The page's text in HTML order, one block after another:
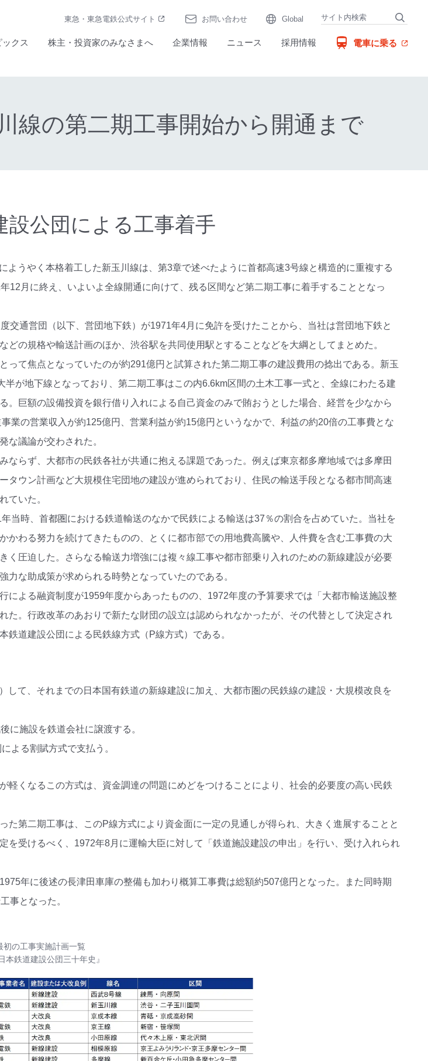
クス 株主・投資家のみなさまへ 企業情報 ニュース 採用情報 電車に乗る
東急・東急電鉄公式サイト （別窓で開く）お問い合わせ Global
の第二期工事開始から開通まで
設公団による工事着手
ようやく本格着工した新玉川線は、第3章で述べたように首都高速3号線と構造的に重複する
12月に終え、いよいよ全線開通に向けて、残る区間など第二期工事に着手することとなっ
交通営団（以下、営団地下鉄）が1971年4月に免許を受けたことから、当社は営団地下鉄と
どの規格や輸送計画のほか、渋谷駅を共同使用駅とすることなどを大綱としてまとめた。
って焦点となっていたのが約291億円と試算された第二期工事の建設費用の捻出である。新玉
半が地下線となっており、第二期工事はこの内6.6km区間の土木工事一式と、全線にわたる建
。巨額の設備投資を銀行借り入れによる自己資金のみで賄おうとした場合、経営を少なから
業の営業収入が約125億円、営業利益が約15億円というなかで、利益の約20倍の工事費とな
な議論が交わされた。
ならず、大都市の民鉄各社が共通に抱える課題であった。例えば東京都多摩地域では多摩田
タウン計画など大規模住宅団地の建設が進められており、住民の輸送手段となる都市間高速
ていた。
当時、首都圏における鉄道輸送のなかで民鉄による輸送は37％の割合を占めていた。当社を
かわる努力を続けてきたものの、とくに都市部での用地費高騰や、人件費を含む工事費の大
く圧迫した。さらなる輸送力増強には複々線工事や都市部乗り入れのための新線建設が必要
力な助成策が求められる時勢となっていたのである。
による融資制度が1959年度からあったものの、1972年度の予算要求では「大都市輸送施設整
た。行政改革のあおりで新たな財団の設立は認められなかったが、その代替として決定され
鉄道建設公団による民鉄線方式（P線方式）である。
して、それまでの日本国有鉄道の新線建設に加え、大都市圏の民鉄線の建設・大規模改良を
に施設を鉄道会社に譲渡する。
よる割賦方式で支払う。
軽くなるこの方式は、資金調達の問題にめどをつけることにより、社会的必要度の高い民鉄
た第二期工事は、このP線方式により資金面に一定の見通しが得られ、大きく進展することと
を受けるべく、1972年8月に運輸大臣に対して「鉄道施設建設の申出」を行い、受け入れられ
年に後述の長津田車庫の整備も加わり概算工事費は総額約507億円となった。また同時期
事となった。
初の工事実施計画一覧
本鉄道建設公団三十年史』